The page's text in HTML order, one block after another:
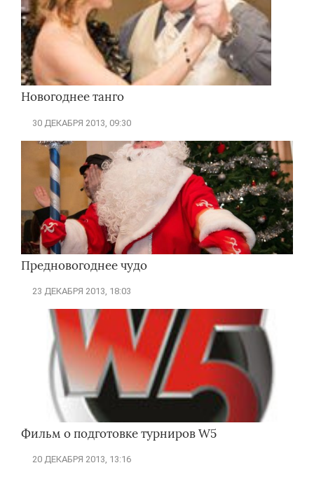
Новогоднее танго
30 ДЕКАБРЯ 2013, 09:30
Предновогоднее чудо
23 ДЕКАБРЯ 2013, 18:03
Фильм о подготовке турниров W5
20 ДЕКАБРЯ 2013, 13:16